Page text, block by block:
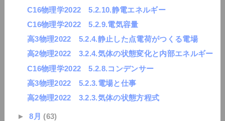
C16物理学2022 5.2.10.静電エネルギー
C16物理学2022 5.2.9.電気容量
高3物理2022 5.2.4.静止した点電荷がつくる電場
高2物理2022 3.2.4.気体の状態変化と内部エネルギー
C16物理学2022 5.2.8.コンデンサー
高3物理2022 5.2.3.電場と仕事
高2物理2022 3.2.3.気体の状態方程式
►8月 (63)